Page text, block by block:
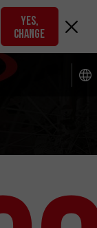
YES,
CHANGE